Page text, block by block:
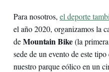
Para nosotros, el deporte
el año 2020, organizamos la
deMountain Bike(la
sede de un evento de este
nuestro parque eólico en un